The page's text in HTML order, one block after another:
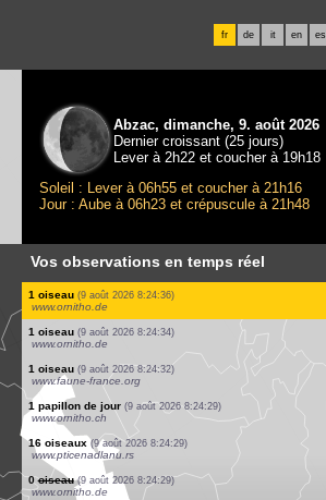
fr de it en es
Abzac, dimanche, 9. août 2026
Dernier croissant (25 jours)
Lever à 2h22 et coucher à 19h18
Soleil : Lever à 06h55 et coucher à 21h16
Jour : Aube à 06h23 et crépuscule à 21h48
Vos observations en temps réel
2 oiseaux (9 août 2026 8:24:46)
www.faune-france.org
0 oiseau (9 août 2026 8:24:44)
www.faune-france.org
2 oiseaux (9 août 2026 8:24:42)
www.ornitho.de
1 oiseau (9 août 2026 8:24:41)
www.ornitho.de
2 oiseaux (9 août 2026 8:24:40)
www.ornitho.de
6 oiseaux (9 août 2026 8:24:39)
www.ornitho.de